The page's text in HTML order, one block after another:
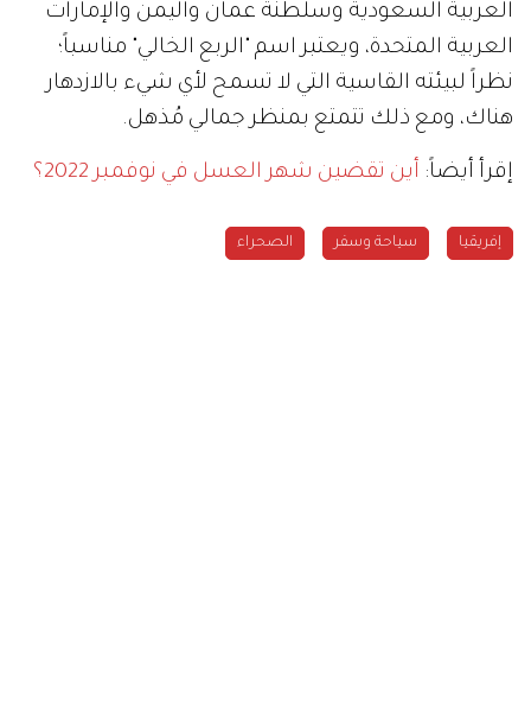
العربية السعودية وسلطنة عمان واليمن والإمارات
العربية المتحدة، ويعتبر اسم "الربع الخالي" مناسباً؛
نظراً لبيئته القاسية التي لا تسمح لأي شيء بالازدهار
هناك، ومع ذلك تتمتع بمنظر جمالي مُذهل.
إقرأ أيضاً: أين تقضين شهر العسل في نوفمبر 2022؟
إفريقيا سياحة وسفر الصحراء